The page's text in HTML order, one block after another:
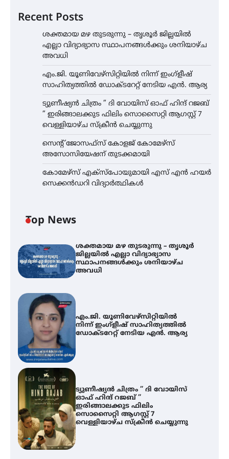
Recent Posts
ശക്തമായ മഴ തുടരുന്നു – തൃശൂർ ജില്ലയിൽ
എല്ലാ വിദ്യാഭ്യാസ സ്ഥാപനങ്ങൾക്കും ശനിയാഴ്ച
അവധി
എം.ജി. യൂണിവേഴ്‌സിറ്റിയിൽ നിന്ന് ഇംഗ്ളീഷ്
സാഹിത്യത്തിൽ ഡോക്ടറേറ്റ് നേടിയ എൻ. ആര്യ
ട്യുണീഷ്യൻ ചിത്രം ” ദി വോയിസ് ഓഫ് ഹിന്ദ് റജബ്
” ഇരിങ്ങാലക്കുട ഫിലിം സൊസൈറ്റി ആഗസ്റ്റ് 7
വെള്ളിയാഴ്ച സ്‌ക്രീൻ ചെയ്യുന്നു
സെന്റ് ജോസഫ്സ് കോളജ് കോമേഴ്‌സ്
അസോസിയേഷന് തുടക്കമായി
കോമേഴ്സ് എക്സ്പോയുമായി എസ് എൻ ഹയർ
സെക്കൻഡറി വിദ്യാർത്ഥികൾ
Top News
ശക്തമായ മഴ തുടരുന്നു – തൃശൂർ
ജില്ലയിൽ എല്ലാ വിദ്യാഭ്യാസ
സ്ഥാപനങ്ങൾക്കും ശനിയാഴ്ച
അവധി
എം.ജി. യൂണിവേഴ്‌സിറ്റിയിൽ
നിന്ന് ഇംഗ്ളീഷ് സാഹിത്യത്തിൽ
ഡോക്ടറേറ്റ് നേടിയ എൻ. ആര്യ
ട്യുണീഷ്യൻ ചിത്രം ” ദി വോയിസ്
ഓഫ് ഹിന്ദ് റജബ് ”
ഇരിങ്ങാലക്കുട ഫിലിം
സൊസൈറ്റി ആഗസ്റ്റ് 7
വെള്ളിയാഴ്ച സ്‌ക്രീൻ ചെയ്യുന്നു